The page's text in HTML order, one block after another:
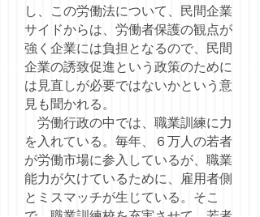
し、この労働法について、民間企業
サイドからは、労働者保護の観点が
強く企業には負担となるので、民間
企業の誘致促進という政策のために
は見直しが必要ではないかという意
見も聞かれる。
労働行政の中では、職業訓練に力
を入れている。毎年、６万人の若者
が労働市場に参入しているが、職業
能力が欠けているために、雇用者側
とミスマッチが生じている。そこ